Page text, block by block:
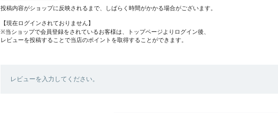
投稿内容がショップに反映されるまで、しばらく時間がかかる場合がございます。
【現在ログインされておりません】
※当ショップで会員登録をされているお客様は、トップページよりログイン後、
レビューを投稿することで当店のポイントを取得することができます。
レビューを入力してください。